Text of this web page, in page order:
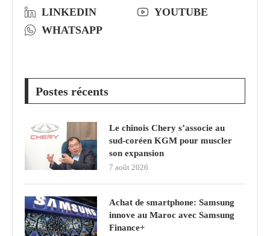
LINKEDIN
YOUTUBE
WHATSAPP
Postes récents
Le chinois Chery s’associe au
sud‑coréen KGM pour muscler
son expansion
7 août 2026
Achat de smartphone: Samsung
innove au Maroc avec Samsung
Finance+